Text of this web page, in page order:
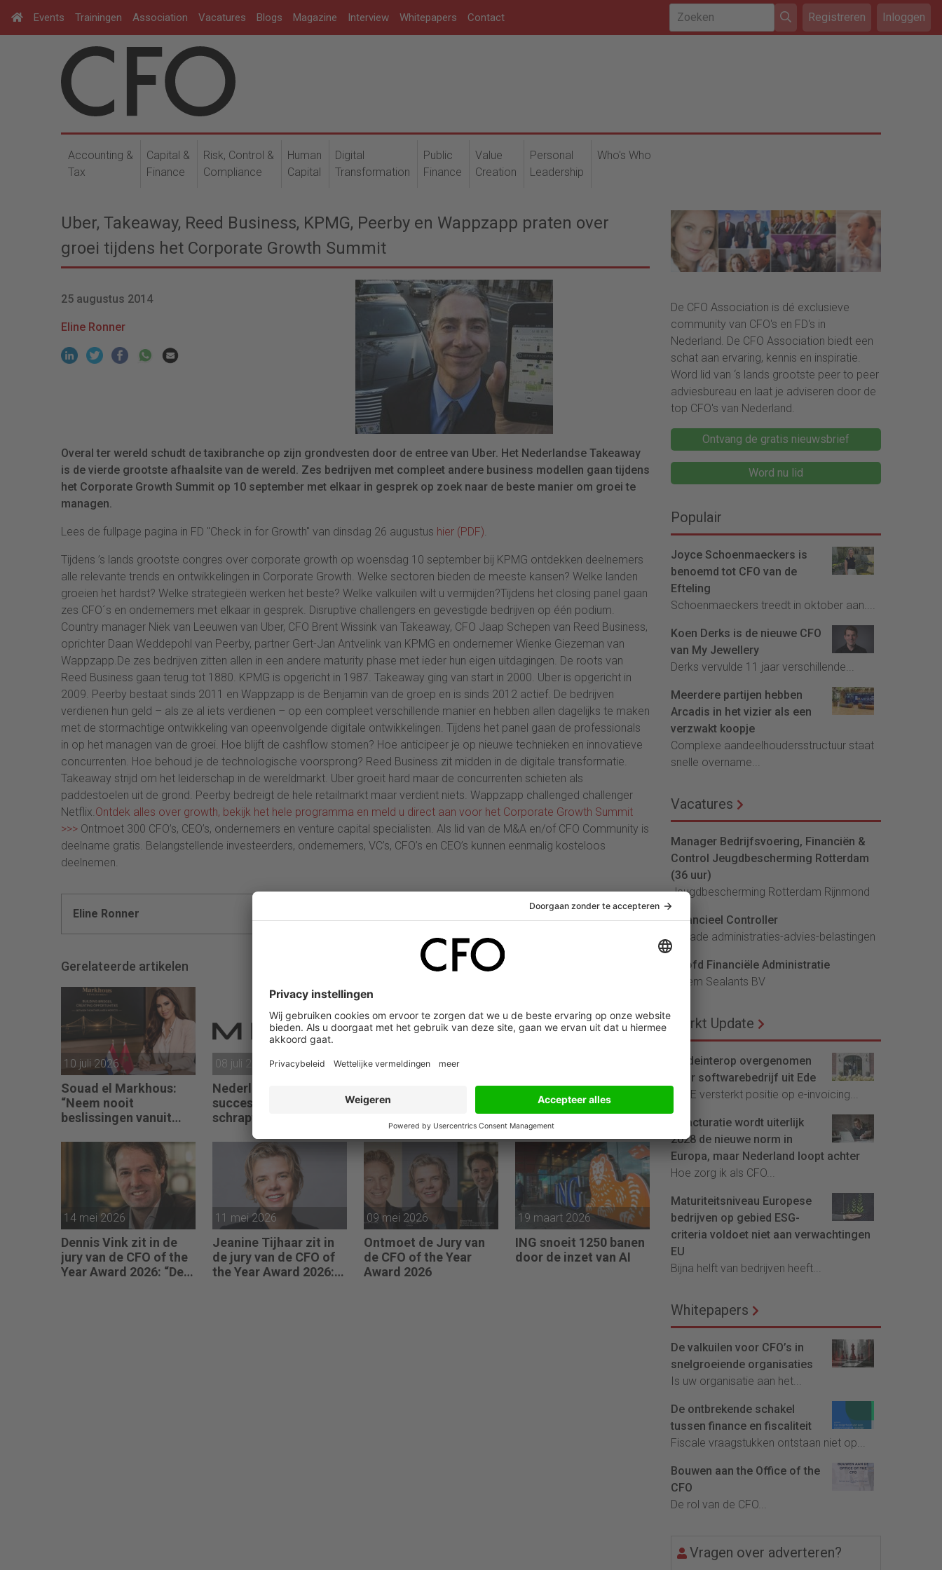
Events Trainingen Association Vacatures Blogs Magazine Interview Whitepapers Contact Registreren Inloggen
Accounting &
Tax
Capital &
Finance
Risk, Control &
Compliance
Human
Capital
Digital
Transformation
Public
Finance
Value
Creation
Personal
Leadership
Who's Who
Uber, Takeaway, Reed Business, KPMG, Peerby en Wappzapp praten over
groei tijdens het Corporate Growth Summit
25 augustus 2014
Eline Ronner
Overal ter wereld schudt de taxibranche op zijn grondvesten door de entree van Uber. Het Nederlandse Takeaway
is de vierde grootste afhaalsite van de wereld. Zes bedrijven met compleet andere business modellen gaan tijdens
het Corporate Growth Summit op 10 september met elkaar in gesprek op zoek naar de beste manier om groei te
managen.
Lees de fullpage pagina in FD "Check in for Growth" van dinsdag 26 augustus hier (PDF).
Tijdens ’s lands grootste congres over corporate growth op woensdag 10 september bij KPMG ontdekken deelnemers
alle relevante trends en ontwikkelingen in Corporate Growth. Welke sectoren bieden de meeste kansen? Welke landen
groeien het hardst? Welke strategieën werken het beste? Welke valkuilen wilt u vermijden?Tijdens het closing panel gaan
zes CFO´s en ondernemers met elkaar in gesprek. Disruptive challengers en gevestigde bedrijven op één podium.
Country manager Niek van Leeuwen van Uber, CFO Brent Wissink van Takeaway, CFO Jaap Schepen van Reed Business,
oprichter Daan Weddepohl van Peerby, partner Gert-Jan Antvelink van KPMG en ondernemer Wienke Giezeman van
Wappzapp.De zes bedrijven zitten allen in een andere maturity phase met ieder hun eigen uitdagingen. De roots van
Reed Business gaan terug tot 1880. KPMG is opgericht in 1987. Takeaway ging van start in 2000. Uber is opgericht in
2009. Peerby bestaat sinds 2011 en Wappzapp is de Benjamin van de groep en is sinds 2012 actief. De bedrijven
verdienen hun geld – als ze al iets verdienen – op een compleet verschillende manier en hebben allen dagelijks te maken
met de stormachtige ontwikkeling van opeenvolgende digitale ontwikkelingen. Tijdens het panel gaan de professionals
in op het managen van de groei. Hoe blijft de cashflow stomen? Hoe anticipeer je op nieuwe technieken en innovatieve
concurrenten. Hoe behoud je de technologische voorsprong? Reed Business zit midden in de digitale transformatie.
Takeaway strijd om het leiderschap in de wereldmarkt. Uber groeit hard maar de concurrenten schieten als
paddestoelen uit de grond. Peerby bedreigt de hele retailmarkt maar verdient niets. Wappzapp challenged challenger
Netflix.Ontdek alles over growth, bekijk het hele programma en meld u direct aan voor het Corporate Growth Summit
>>> Ontmoet 300 CFO’s, CEO’s, ondernemers en venture capital specialisten. Als lid van de M&A en/of CFO Community is
deelname gratis. Belangstellende investeerders, ondernemers, VC’s, CFO’s en CEO’s kunnen eenmalig kosteloos
deelnemen.
Eline Ronner
Gerelateerde artikelen
10 juli 2026
Souad el Markhous:
“Neem nooit
beslissingen vanuit
visie.”
08 juli 2026
Nederlands
succesbedrijf Mews
schrapt 200 banen
door inzet AI
09 juni 2026
AWVN: verdienmodel
bedrijven onder druk
productiviteit
“De eisen die men stelt
aan CFO’s zijn extreem
hoog. Maar bedrijven
zijn vaak zuinig als het
over beloning gaat.”
14 mei 2026
Dennis Vink zit in de
jury van de CFO of the
Year Award 2026: “De
11 mei 2026
Jeanine Tijhaar zit in
de jury van de CFO of
the Year Award 2026:
09 mei 2026
Ontmoet de Jury van
de CFO of the Year
Award 2026
19 maart 2026
ING snoeit 1250 banen
door de inzet van AI
De CFO Association is dé exclusieve
community van CFO's en FD's in
Nederland. De CFO Association biedt een
schat aan ervaring, kennis en inspiratie.
Word lid van ‘s lands grootste peer to peer
adviesbureau en laat je adviseren door de
top CFO's van Nederland.
Ontvang de gratis nieuwsbrief
Word nu lid
Populair
Joyce Schoenmaeckers is
benoemd tot CFO van de
Efteling
Schoenmaeckers treedt in oktober aan....
Koen Derks is de nieuwe CFO
van My Jewellery
Derks vervulde 11 jaar verschillende...
Meerdere partijen hebben
Arcadis in het vizier als een
verzwakt koopje
Complexe aandeelhoudersstructuur staat
snelle overname...
Vacatures
Manager Bedrijfsvoering, Financiën &
Control Jeugdbescherming Rotterdam
(36 uur)
Jeugdbescherming Rotterdam Rijnmond
Financieel Controller
lArcade administraties-advies-belastingen
Hoofd Financiële Administratie
Bloem Sealants BV
Markt Update
Tradeinterop overgenomen
door softwarebedrijf uit Ede
4CEE versterkt positie op e-invoicing...
E-facturatie wordt uiterlijk
2028 de nieuwe norm in
Europa, maar Nederland loopt achter
Hoe zorg ik als CFO...
Maturiteitsniveau Europese
bedrijven op gebied ESG-
criteria voldoet niet aan verwachtingen
EU
Bijna helft van bedrijven heeft...
Whitepapers
De valkuilen voor CFO’s in
snelgroeiende organisaties
Is uw organisatie aan het...
De ontbrekende schakel
tussen finance en fiscaliteit
Fiscale vraagstukken ontstaan niet op...
Bouwen aan the Office of the
CFO
De rol van de CFO...
Vragen over adverteren?